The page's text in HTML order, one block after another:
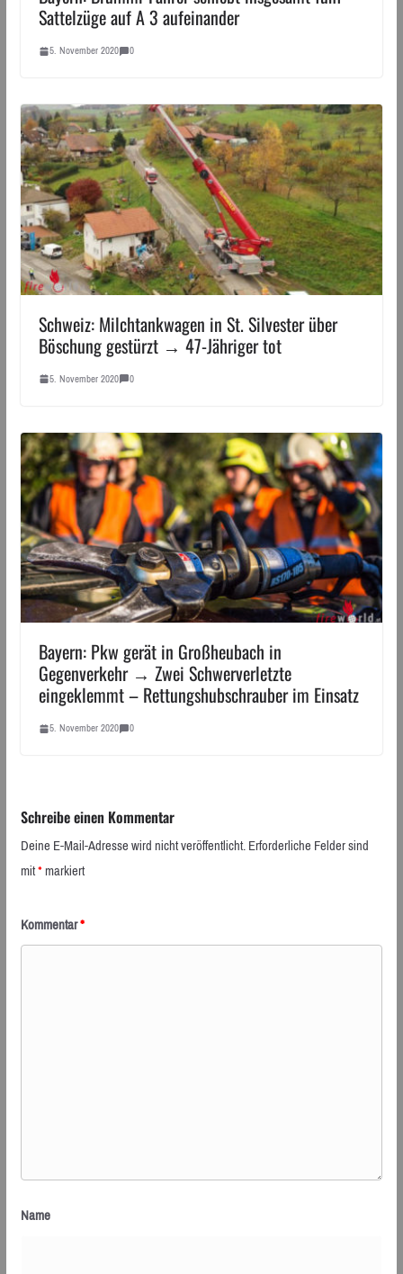
Sattelzüge auf A 3 aufeinander
5. November 2020 0
Schweiz: Milchtankwagen in St. Silvester über
Böschung gestürzt → 47-Jähriger tot
5. November 2020 0
Bayern: Pkw gerät in Großheubach in
Gegenverkehr → Zwei Schwerverletzte
eingeklemmt – Rettungshubschrauber im Einsatz
5. November 2020 0
Schreibe einen Kommentar
Deine E-Mail-Adresse wird nicht veröffentlicht.Erforderliche Felder sind
mit*markiert
Kommentar*
Name